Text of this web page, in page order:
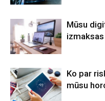
Mūsu
Ko par
mūsu